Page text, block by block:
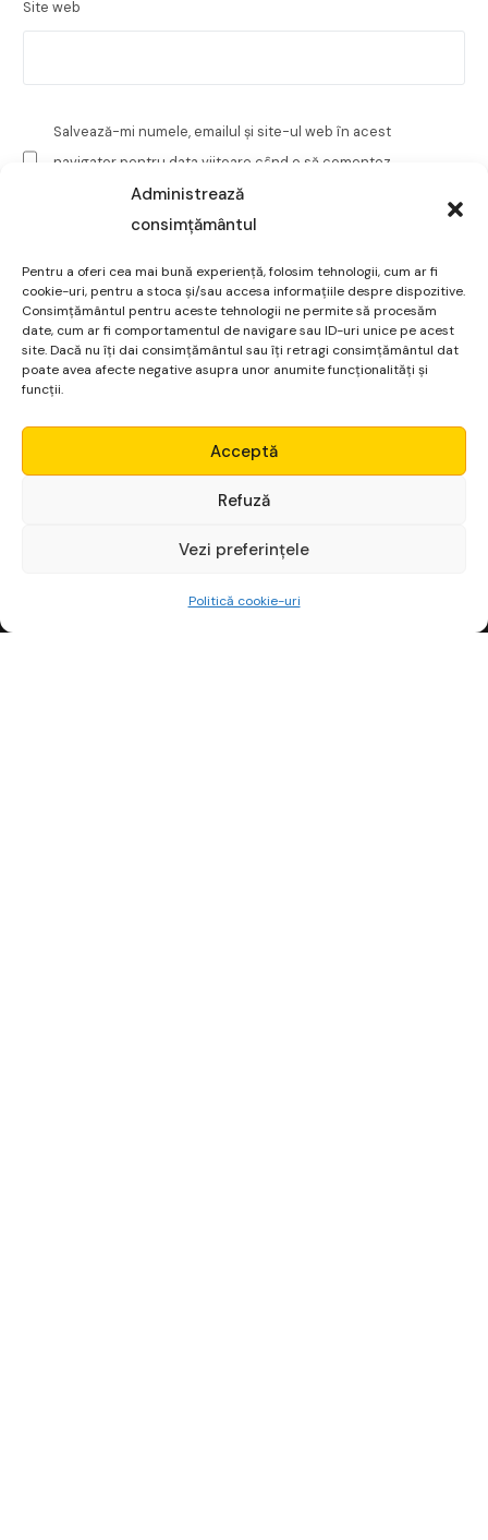
Administrează
consimțământul
Pentru a oferi cea mai bună experiență, folosim tehnologii, cum ar fi
cookie-uri, pentru a stoca și/sau accesa informațiile despre dispozitive.
Consimțământul pentru aceste tehnologii ne permite să procesăm
date, cum ar fi comportamentul de navigare sau ID-uri unice pe acest
site. Dacă nu îți dai consimțământul sau îți retragi consimțământul dat
poate avea afecte negative asupra unor anumite funcționalități și
funcții.
Acceptă
Refuză
Vezi preferințele
Politică cookie-uri
Site web
Salvează-mi numele, emailul și site-ul web în acest
navigator pentru data viitoare când o să comentez.
Platformă financiară
pentru non-finanțiști
Micro Alpha
Începe gratuit